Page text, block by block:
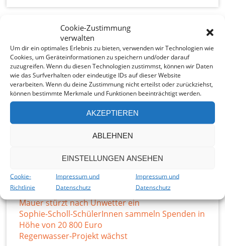
Cookie-Zustimmung
verwalten
Um dir ein optimales Erlebnis zu bieten, verwenden wir Technologien wie
Cookies, um Geräteinformationen zu speichern und/oder darauf
zuzugreifen. Wenn du diesen Technologien zustimmst, können wir Daten
wie das Surfverhalten oder eindeutige IDs auf dieser Website
verarbeiten. Wenn du deine Zustimmung nicht erteilst oder zurückziehst,
können bestimmte Merkmale und Funktionen beeinträchtigt werden.
AKZEPTIEREN
ABLEHNEN
EINSTELLUNGEN ANSEHEN
Cookie-
Richtlinie
Impressum und
Datenschutz
Impressum und
Datenschutz
Beitragsnavigation
Neues Gebäude wächst – Kinder stürmen
Spielplatz
Feier zum Commonwealth-Day
SUCHEN
Abschlussfeier im Kindergarten
Stammtisch fällt aus
Mauer stürzt nach Unwetter ein
Sophie-Scholl-SchülerInnen sammeln Spenden in
Höhe von 20 800 Euro
Regenwasser-Projekt wächst